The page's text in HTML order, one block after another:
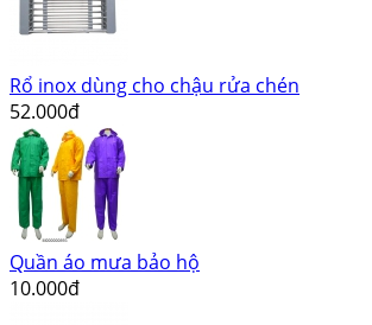
Rổ inox dùng cho chậu rửa chén
52.000đ
Quần áo mưa bảo hộ
10.000đ